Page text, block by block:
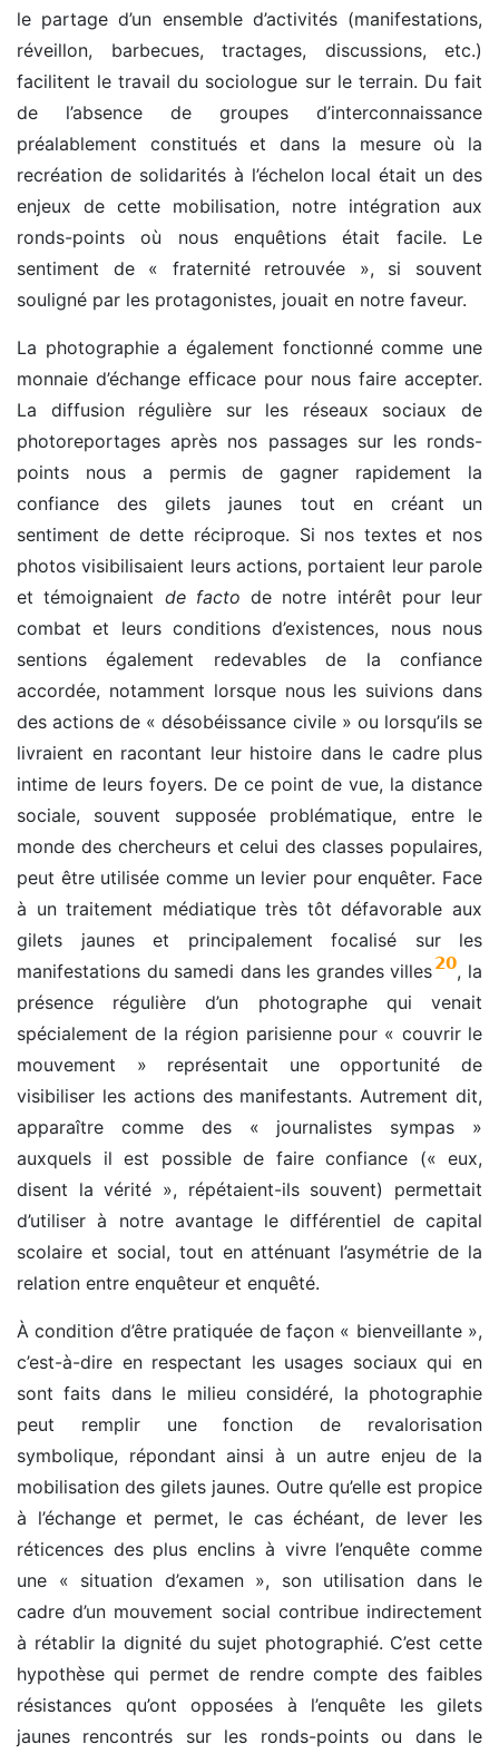
le partage d’un ensemble d’activités (manifestations,
réveillon, barbecues, tractages, discussions, etc.)
facilitent le travail du sociologue sur le terrain. Du fait
de l’absence de groupes d’interconnaissance
préalablement constitués et dans la mesure où la
recréation de solidarités à l’échelon local était un des
enjeux de cette mobilisation, notre intégration aux
ronds-points où nous enquêtions était facile. Le
sentiment de « fraternité retrouvée », si souvent
souligné par les protagonistes, jouait en notre faveur.
La photographie a également fonctionné comme une
monnaie d’échange efficace pour nous faire accepter.
La diffusion régulière sur les réseaux sociaux de
photoreportages après nos passages sur les ronds-
points nous a permis de gagner rapidement la
confiance des gilets jaunes tout en créant un
sentiment de dette réciproque. Si nos textes et nos
photos visibilisaient leurs actions, portaient leur parole
et témoignaient de facto de notre intérêt pour leur
combat et leurs conditions d’existences, nous nous
sentions également redevables de la confiance
accordée, notamment lorsque nous les suivions dans
des actions de « désobéissance civile » ou lorsqu’ils se
livraient en racontant leur histoire dans le cadre plus
intime de leurs foyers. De ce point de vue, la distance
sociale, souvent supposée problématique, entre le
monde des chercheurs et celui des classes populaires,
peut être utilisée comme un levier pour enquêter. Face
à un traitement médiatique très tôt défavorable aux
gilets jaunes et principalement focalisé sur les
manifestations du samedi dans les grandes villes20, la
présence régulière d’un photographe qui venait
spécialement de la région parisienne pour « couvrir le
mouvement » représentait une opportunité de
visibiliser les actions des manifestants. Autrement dit,
apparaître comme des « journalistes sympas »
auxquels il est possible de faire confiance (« eux,
disent la vérité », répétaient-ils souvent) permettait
d’utiliser à notre avantage le différentiel de capital
scolaire et social, tout en atténuant l’asymétrie de la
relation entre enquêteur et enquêté.
À condition d’être pratiquée de façon « bienveillante »,
c’est-à-dire en respectant les usages sociaux qui en
sont faits dans le milieu considéré, la photographie
peut remplir une fonction de revalorisation
symbolique, répondant ainsi à un autre enjeu de la
mobilisation des gilets jaunes. Outre qu’elle est propice
à l’échange et permet, le cas échéant, de lever les
réticences des plus enclins à vivre l’enquête comme
une « situation d’examen », son utilisation dans le
cadre d’un mouvement social contribue indirectement
à rétablir la dignité du sujet photographié. C’est cette
hypothèse qui permet de rendre compte des faibles
résistances qu’ont opposées à l’enquête les gilets
jaunes rencontrés sur les ronds-points ou dans le